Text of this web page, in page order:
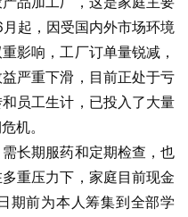
起，因受国内外市场环境
影响，工厂订单量锐减，
严重下滑，目前正处于亏
员工生计，已投入了大量
机。
长期服药和定期检查，也
重压力下，家庭目前现金
期前为本人筹集到全部学